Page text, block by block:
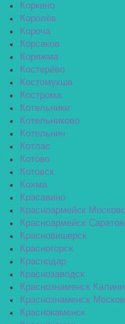
Коркино
Королёв
Короча
Корсаков
Коряжма
Костерёво
Костомукша
Кострома
Котельники
Котельниково
Котельнич
Котлас
Котово
Котовск
Кохма
Красавино
Красноармейск
Красноармейск
Красновишерск
Красногорск
Краснодар
Краснозаводск
Краснознаменск
Краснознаменск
Краснокаменск